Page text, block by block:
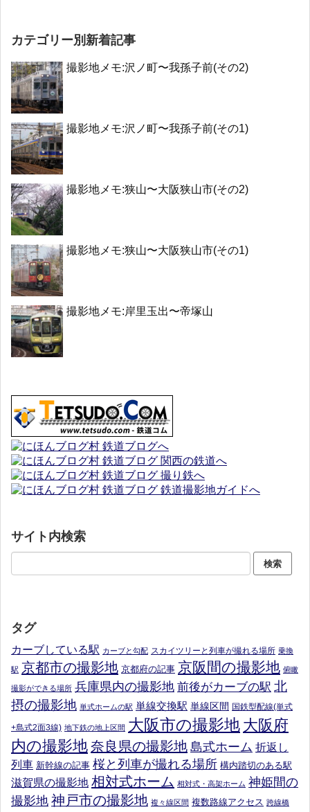
カテゴリー別新着記事
撮影地メモ:沢ノ町〜我孫子前(その2)
撮影地メモ:沢ノ町〜我孫子前(その1)
撮影地メモ:狭山〜大阪狭山市(その2)
撮影地メモ:狭山〜大阪狭山市(その1)
撮影地メモ:岸里玉出〜帝塚山
サイト内検索
タグ
カーブしている駅 カーブと勾配 スカイツリーと列車が撮れる場所 乗換
駅 京都市の撮影地 京都府の記事 京阪間の撮影地 俯瞰
撮影ができる場所 兵庫県内の撮影地 前後がカーブの駅 北
摂の撮影地 単式ホームの駅 単線交換駅 単線区間 国鉄型配線(単式
+島式2面3線) 地下鉄の地上区間 大阪市の撮影地 大阪府
内の撮影地奈良県の撮影地 島式ホーム 折返し
列車 新幹線の記事 桜と列車が撮れる場所 構内踏切のある駅
滋賀県の撮影地 相対式ホーム 相対式・高架ホーム 神姫間の
撮影地神戸市の撮影地 複々線区間 複数路線アクセス 跨線橋